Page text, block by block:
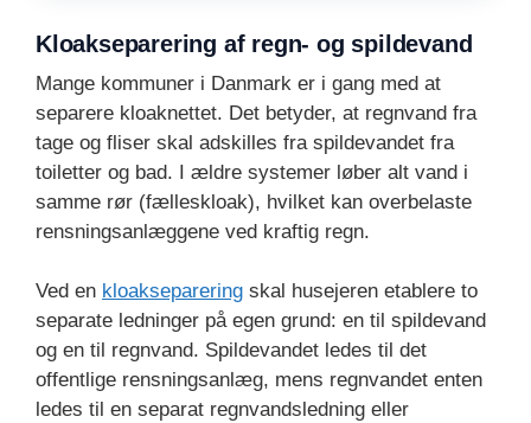
Kloakseparering af regn- og spildevand
Mange kommuner i Danmark er i gang med at
separere kloaknettet. Det betyder, at regnvand fra
tage og fliser skal adskilles fra spildevandet fra
toiletter og bad. I ældre systemer løber alt vand i
samme rør (fælleskloak), hvilket kan overbelaste
rensningsanlæggene ved kraftig regn.
Ved en kloakseparering skal husejeren etablere to
separate ledninger på egen grund: en til spildevand
og en til regnvand. Spildevandet ledes til det
offentlige rensningsanlæg, mens regnvandet enten
ledes til en separat regnvandsledning eller